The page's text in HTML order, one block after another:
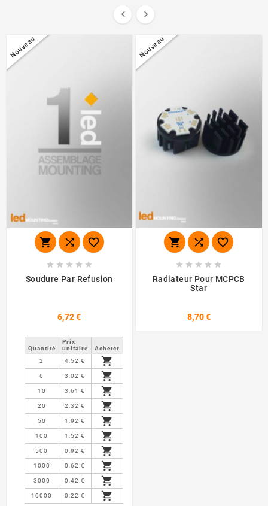
 
Nouveau
  
    
Soudure Par Refusion
6,72 €
Quantité
Prix ​​
unitaire
Acheter
2
4,52 € 
6 3,02 € 
10 3,61 € 
20 2,32 € 
50 1,92 € 
100 1,52 € 
500 0,92 € 
1000 0,62 € 
3000 0,42 € 
10000 0,22 € 
Nouveau
  
    
Radiateur Pour MCPCB
Star
8,70 €